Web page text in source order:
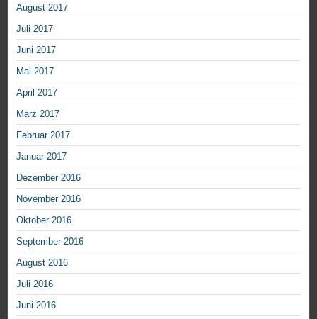
August 2017
Juli 2017
Juni 2017
Mai 2017
April 2017
März 2017
Februar 2017
Januar 2017
Dezember 2016
November 2016
Oktober 2016
September 2016
August 2016
Juli 2016
Juni 2016